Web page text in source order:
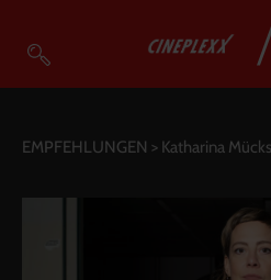
VOD Filme A-Z
EMPFEHLUNGEN > Katharina